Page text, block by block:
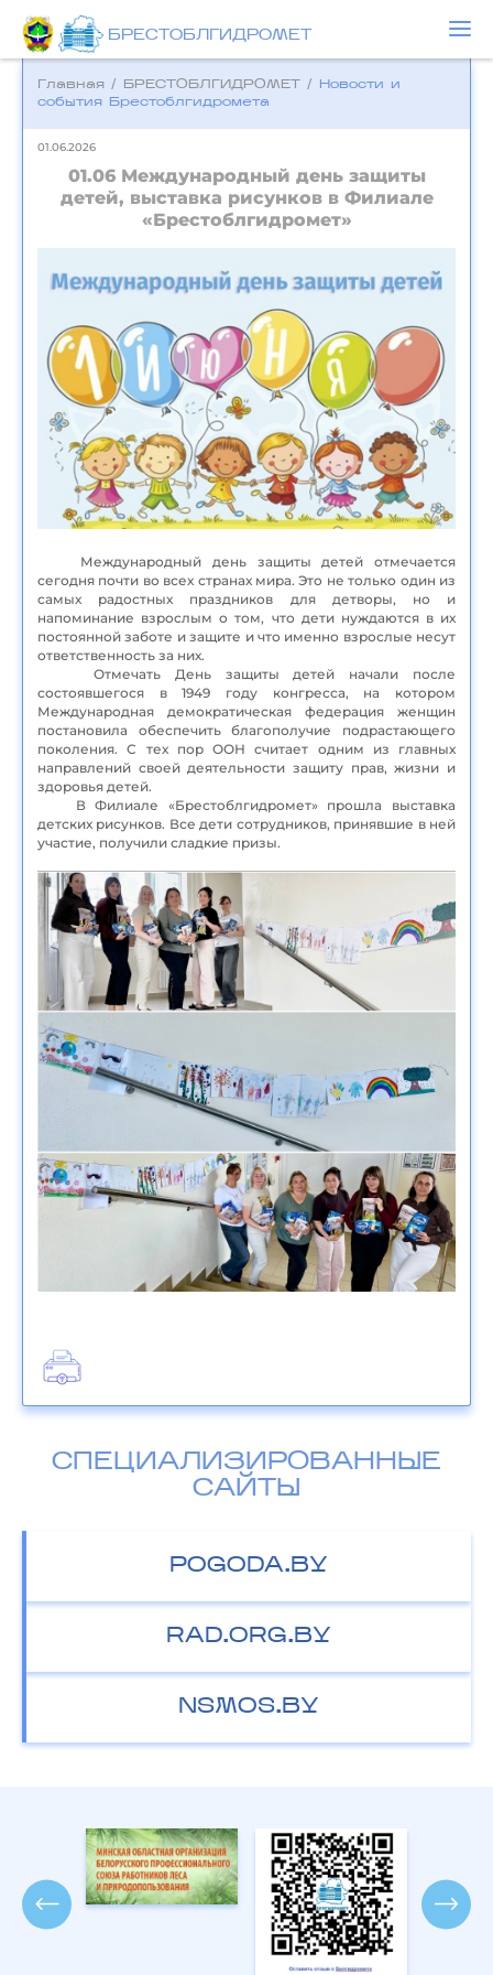
БРЕСТОБЛГИДРОМЕТ
Главная / БРЕСТОБЛГИДРОМЕТ /
Новости и
события Брестоблгидромета
01.06.2026
01.06 Международный день защиты
детей, выставка рисунков в Филиале
«Брестоблгидромет»
Международный день защиты детей отмечается
сегодня почти во всех странах мира. Это не только один из
самых радостных праздников для детворы, но и
напоминание взрослым о том, что дети нуждаются в их
постоянной заботе и защите и что именно взрослые несут
ответственность за них.
Отмечать День защиты детей начали после
состоявшегося в 1949 году конгресса, на котором
Международная демократическая федерация женщин
постановила обеспечить благополучие подрастающего
поколения. С тех пор ООН считает одним из главных
направлений своей деятельности защиту прав, жизни и
здоровья детей.
В Филиале «Брестоблгидромет» прошла выставка
детских рисунков. Все дети сотрудников, принявшие в ней
участие, получили сладкие призы.
СПЕЦИАЛИЗИРОВАННЫЕ
САЙТЫ
POGODA.BY
RAD.ORG.BY
NSMOS.BY